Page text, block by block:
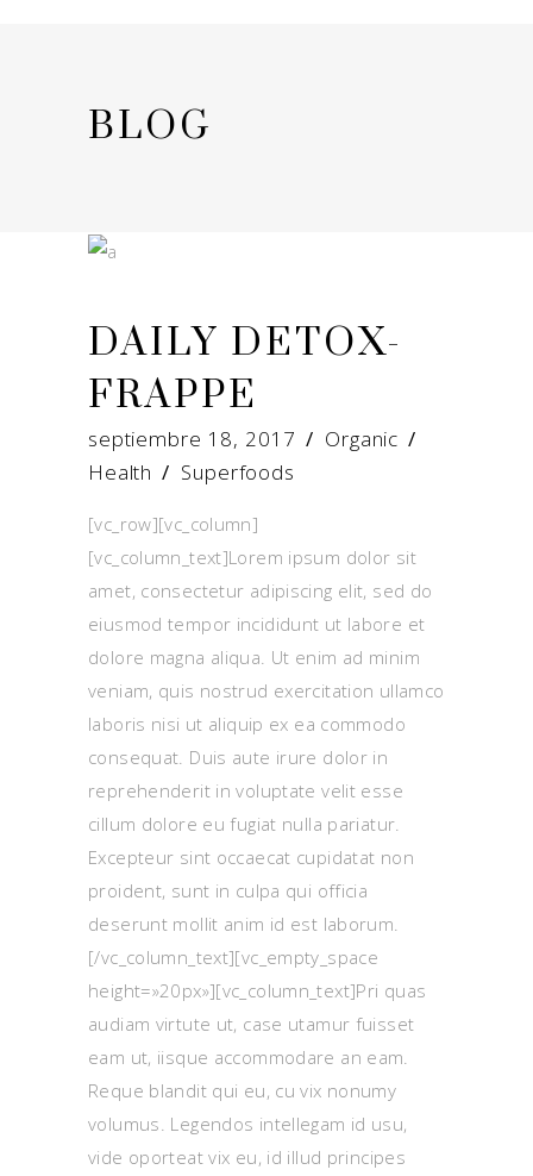
BLOG
DAILY DETOX-
FRAPPE
septiembre 18, 2017
Organic
Health / Superfoods
[vc_row][vc_column]
[vc_column_text]Lorem ipsum dolor sit
amet, consectetur adipiscing elit, sed do
eiusmod tempor incididunt ut labore et
dolore magna aliqua. Ut enim ad minim
veniam, quis nostrud exercitation ullamco
laboris nisi ut aliquip ex ea commodo
consequat. Duis aute irure dolor in
reprehenderit in voluptate velit esse
cillum dolore eu fugiat nulla pariatur.
Excepteur sint occaecat cupidatat non
proident, sunt in culpa qui officia
deserunt mollit anim id est laborum.
[/vc_column_text][vc_empty_space
height=»20px»][vc_column_text]Pri quas
audiam virtute ut, case utamur fuisset
eam ut, iisque accommodare an eam.
Reque blandit qui eu, cu vix nonumy
volumus. Legendos intellegam id usu,
vide oporteat vix eu, id illud principes